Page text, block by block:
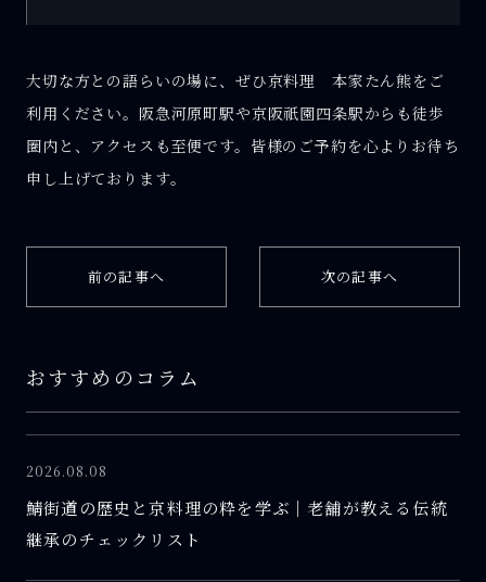
大切な方との語らいの場に、ぜひ京料理 本家たん熊をご
利用ください。阪急河原町駅や京阪祇園四条駅からも徒歩
圏内と、アクセスも至便です。皆様のご予約を心よりお待ち
申し上げております。
前の記事へ 次の記事へ
おすすめのコラム
2026.08.08
鯖街道の歴史と京料理の粋を学ぶ｜老舗が教える伝統
継承のチェックリスト